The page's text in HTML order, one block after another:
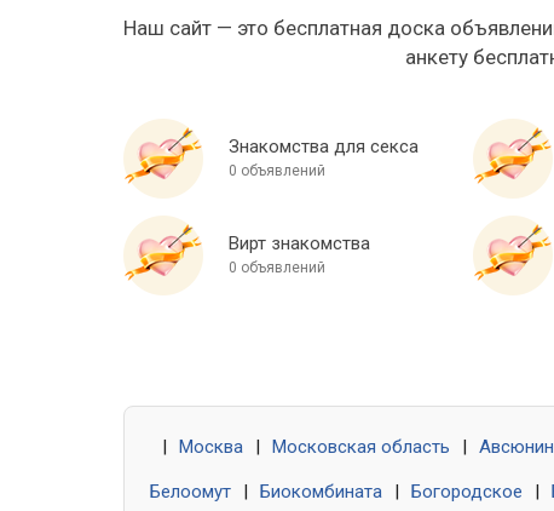
Наш сайт — это бесплатная доска
анкету
Знакомства для секса
0 объявлений
Вирт знакомства
0 объявлений
Москва Московская область
Белоомут Биокомбината Богородское